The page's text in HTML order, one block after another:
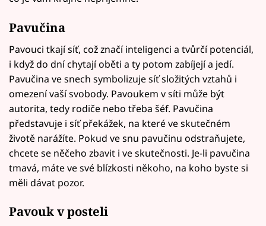
Pavučina
Pavouci tkají síť, což značí inteligenci a tvůrčí potenciál,
i když do dní chytají oběti a ty potom zabíjejí a jedí.
Pavučina ve snech symbolizuje síť složitých vztahů i
omezení vaší svobody. Pavoukem v síti může být
autorita, tedy rodiče nebo třeba šéf. Pavučina
představuje i síť překážek, na které ve skutečném
životě narážíte. Pokud ve snu pavučinu odstraňujete,
chcete se něčeho zbavit i ve skutečnosti. Je-li pavučina
tmavá, máte ve své blízkosti někoho, na koho byste si
měli dávat pozor.
Pavouk v posteli